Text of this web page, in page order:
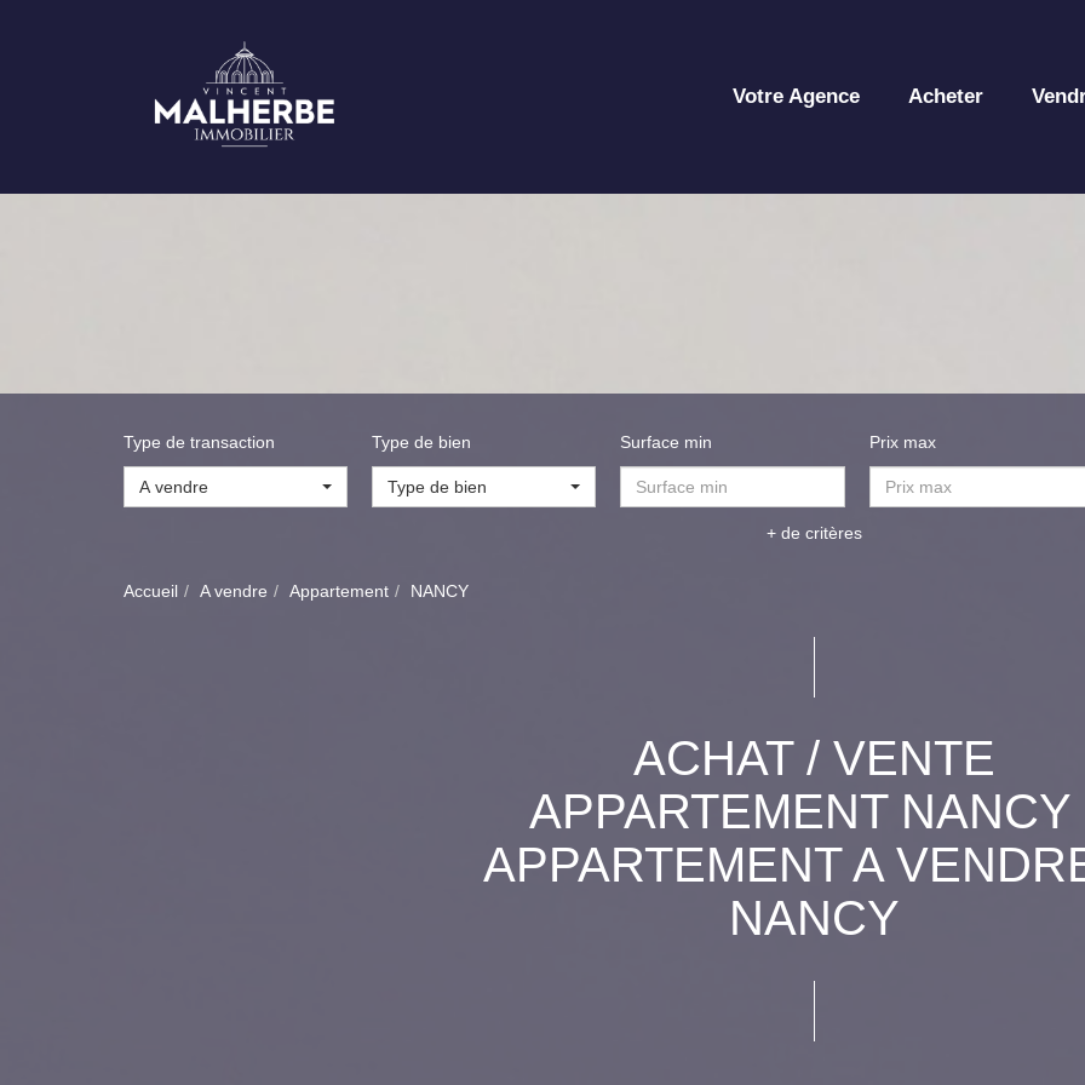
Votre Agence Acheter
Type de transaction
A vendre
Type de bien
Type de bien
Surface min Prix max
+ de critères
Accueil A vendre Appartement NANCY
ACHAT / VENTE
APPARTEMENT NANCY
APPARTEMENT A
NANCY